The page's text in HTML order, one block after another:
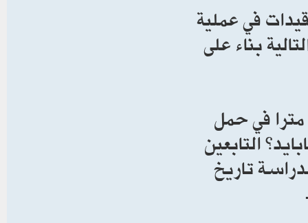
في عملية
بناء على
وتتمثل مهمة هذا الصاروخ الذي يبلغ ارتفاعه 98 مترا في حمل
التابعين
تاريخ